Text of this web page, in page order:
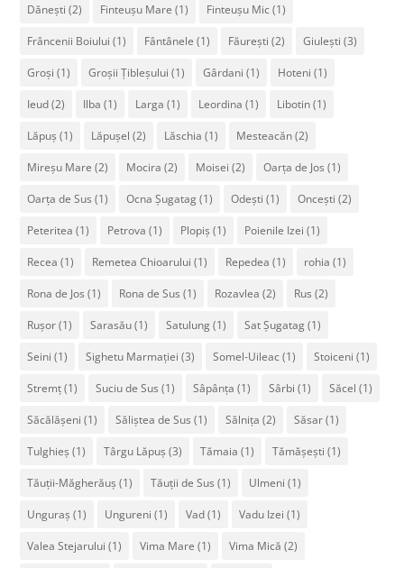
Dănești (2) Finteușu Mare (1) Finteușu Mic(1)
Frâncenii Boiului (1) Fântânele (1) Făurești (2) Giulești (3)
Groși (1) Groșii Țibleșului (1) Gârdani (1) Hoteni (1)
Ieud(2) Ilba (1) Larga (1) Leordina (1) Libotin(1)
Lăpuș (1) Lăpușel (2) Lăschia (1) Mesteacăn(2)
Mireșu Mare (2) Mocira (2) Moisei (2) Oarța de Jos (1)
Oarța de Sus (1) Ocna Șugatag(1) Odești (1) Oncești (2)
Peteritea (1) Petrova (1) Plopiș (1) Poienile Izei (1)
Recea (1) Remetea Chioarului (1) Repedea (1) rohia (1)
Rona de Jos (1) Rona de Sus (1) Rozavlea (2) Rus (2)
Rușor(1) Sarasău(1) Satulung(1) Sat Șugatag(1)
Seini (1) Sighetu Marmației (3) Somel-Uileac(1) Stoiceni (1)
Stremț(1) Suciu de Sus (1) Sâpânța (1) Sârbi (1) Săcel (1)
Săcălășeni (1) Săliștea de Sus (1) Sălnița (2) Săsar(1)
Tulghieș (1) Târgu Lăpuș (3) Tămaia (1) Tămășești (1)
Tăuții-Măgherăuș (1) Tăuții de Sus (1) Ulmeni (1)
Unguraș (1) Ungureni (1) Vad(1) Vadu Izei (1)
Valea Stejarului (1) Vima Mare (1) Vima Mică (2)